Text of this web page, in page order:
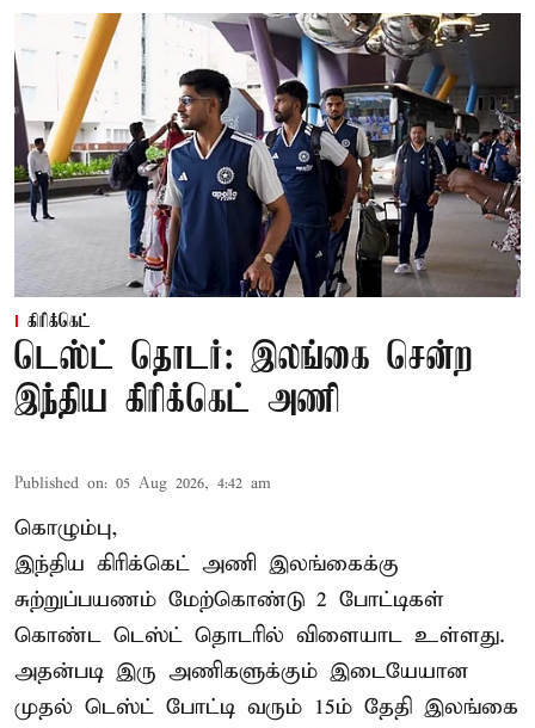
கிரிக்கெட்
டெஸ்ட் தொடர்: இலங்கை சென்ற
இந்திய கிரிக்கெட் அணி
Published on: 05 Aug 2026, 4:42 am
கொழும்பு,
இந்திய கிரிக்கெட் அணி இலங்கைக்கு
சுற்றுப்பயணம் மேற்கொண்டு 2 போட்டிகள்
கொண்ட டெஸ்ட் தொடரில் விளையாட உள்ளது.
அதன்படி இரு அணிகளுக்கும் இடையேயான
முதல் டெஸ்ட் போட்டி வரும் 15ம் தேதி இலங்கை